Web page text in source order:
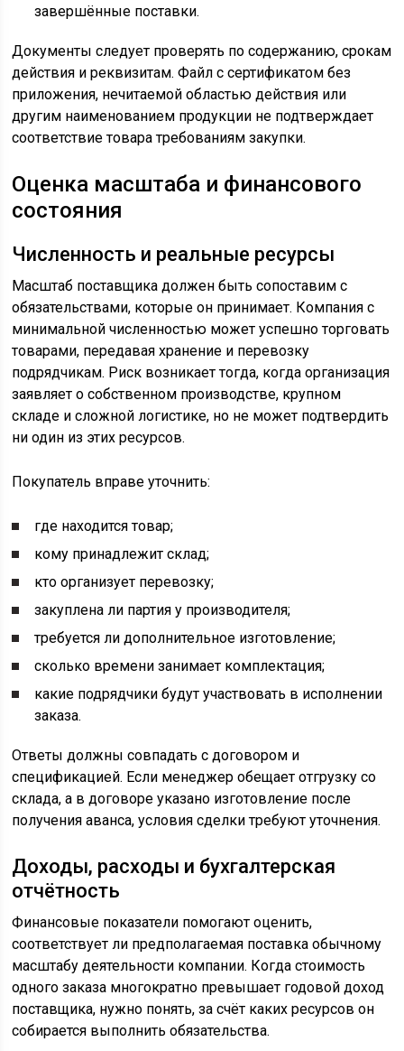
завершённые поставки.
Документы следует проверять по содержанию, срокам
действия и реквизитам. Файл с сертификатом без
приложения, нечитаемой областью действия или
другим наименованием продукции не подтверждает
соответствие товара требованиям закупки.
Оценка масштаба и финансового
состояния
Численность и реальные ресурсы
Масштаб поставщика должен быть сопоставим с
обязательствами, которые он принимает. Компания с
минимальной численностью может успешно торговать
товарами, передавая хранение и перевозку
подрядчикам. Риск возникает тогда, когда организация
заявляет о собственном производстве, крупном
складе и сложной логистике, но не может подтвердить
ни один из этих ресурсов.
Покупатель вправе уточнить:
где находится товар;
кому принадлежит склад;
кто организует перевозку;
закуплена ли партия у производителя;
требуется ли дополнительное изготовление;
сколько времени занимает комплектация;
какие подрядчики будут участвовать в исполнении
заказа.
Ответы должны совпадать с договором и
спецификацией. Если менеджер обещает отгрузку со
склада, а в договоре указано изготовление после
получения аванса, условия сделки требуют уточнения.
Доходы, расходы и бухгалтерская
отчётность
Финансовые показатели помогают оценить,
соответствует ли предполагаемая поставка обычному
масштабу деятельности компании. Когда стоимость
одного заказа многократно превышает годовой доход
поставщика, нужно понять, за счёт каких ресурсов он
собирается выполнить обязательства.